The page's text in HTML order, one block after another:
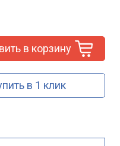
в корзину
в 1 клик